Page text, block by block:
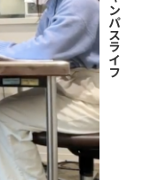
キャンパスライフ